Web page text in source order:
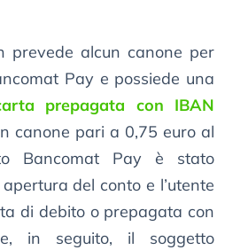
prevede alcun canone per
Pay e possiede una
prepagata con IBAN
canone pari a 0,75 euro al
Bancomat Pay è stato
del conto e l’utente
di debito o prepagata con
in seguito, il soggetto